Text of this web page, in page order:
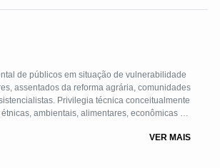
de públicos em situação de vulnerabilidade
assentados da reforma agrária, comunidades
Privilegia técnica conceitualmente
ambientais, alimentares, econômicas e
goiaba, caqui, pitanga, romã, tangerina,
VER MAIS